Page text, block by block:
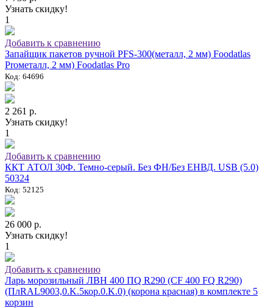
Узнать скидку!
1
Добавить к сравнению
Запайщик пакетов ручной PFS-300(металл, 2 мм) Foodatlas
Proметалл, 2 мм) Foodatlas Pro
Код: 64696
2 261 р.
Узнать скидку!
1
Добавить к сравнению
ККТ АТОЛ 30Ф. Темно-серый. Без ФН/Без ЕНВД. USB (5.0)
50324
Код: 52125
26 000 р.
Узнать скидку!
1
Добавить к сравнению
Ларь морозильный ЛВН 400 ПQ R290 (СF 400 FQ R290)
(ПлRAL9003,0.K.5кор.0.K.0) (корона красная) в комплекте 5
корзин